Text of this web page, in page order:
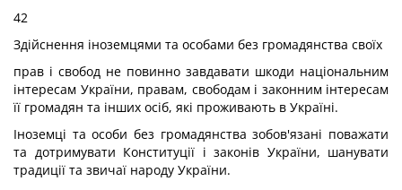
42
Здійснення іноземцями та особами без громадянства своїх
прав і свобод не повинно завдавати шкоди національним
інтересам України, правам, свободам і законним інтересам
її громадян та інших осіб, які проживають в Україні.
Іноземці та особи без громадянства зобов'язані поважати
та дотримувати Конституції і законів України, шанувати
традиції та звичаї народу України.